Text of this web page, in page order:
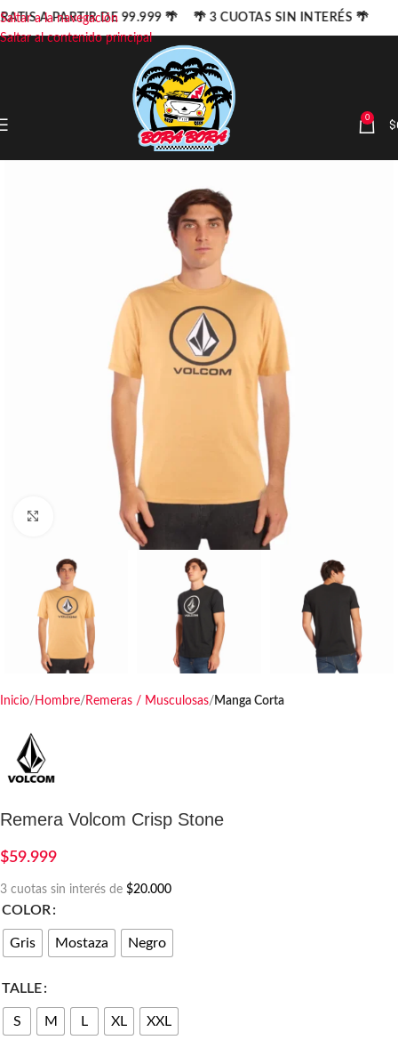
Saltar a la navegación
Saltar al contenido principal
0 $
Haga clic para ampliar
Inicio Hombre Remeras / Musculosas Manga Corta
Remera Volcom Crisp Stone
$59.999
3 cuotas sin interés de $20.000
COLOR
Gris Mostaza Negro
TALLE
S M L XL XXL
A PARTIR DE 99.999 🌴 🌴 3 CUOTAS SIN INTERÉS 🌴